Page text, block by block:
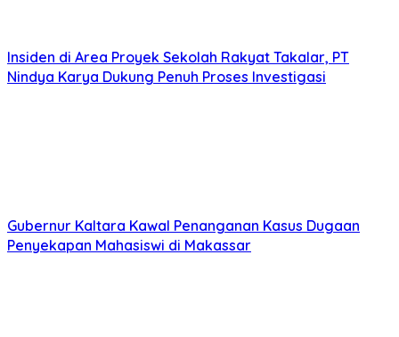
Insiden di Area Proyek Sekolah Rakyat Takalar, PT
Nindya Karya Dukung Penuh Proses Investigasi
Gubernur Kaltara Kawal Penanganan Kasus Dugaan
Penyekapan Mahasiswi di Makassar